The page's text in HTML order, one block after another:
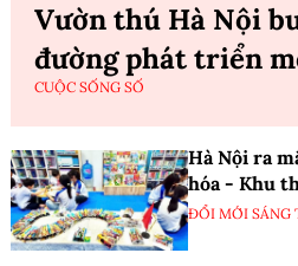
Vườn thú Hà Nội
đường phát triển
CUỘC SỐNG SỐ
Hà Nội ra
hóa - Khu
ĐỔI MỚI SÁNG